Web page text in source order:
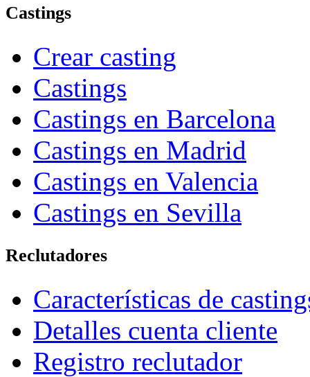
Castings
Crear casting
Castings
Castings en Barcelona
Castings en Madrid
Castings en Valencia
Castings en Sevilla
Reclutadores
Características de
Detalles cuenta cliente
Registro reclutador